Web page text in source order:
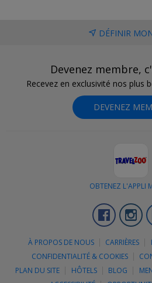
DÉFINIR
Devenez membre,
Recevez en exclusivité nos plus
DEVENEZ
OBTENEZ L'APPLI
À PROPOS DE NOUS CARRIÈRES
CONFIDENTIALITÉ & COOKIES
PLAN DU SITE
HÔTELS BLOG